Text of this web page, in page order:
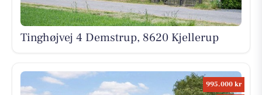
Tinghøjvej 4 Demstrup, 8620 Kjellerup
995.000 kr